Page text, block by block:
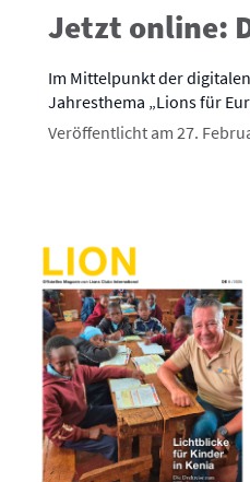
Jetzt online:
Im Mittelpunkt der
Jahresthema „Lions für
Veröffentlicht am 27.